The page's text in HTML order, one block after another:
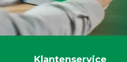
Klantenservice